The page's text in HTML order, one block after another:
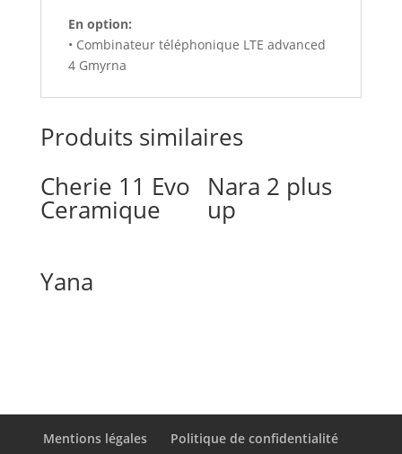
En option:
• Combinateur téléphonique LTE advanced
4 Gmyrna
Produits similaires
Cherie 11 Evo
Ceramique
Nara 2 plus
up
Yana
Mentions légales Politique de confidentialité